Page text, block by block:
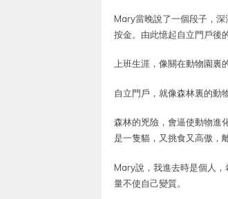
Mary當晚說了一個段子，
按金。由此憶起自立門戶後
上班生涯，像關在動物園裏
自立門戶，就像森林裏的動
森林的兇險，會逼使動物進
是一隻貓，又挑食又高傲，
Mary說，我進去時是個人
量不使自己變質。